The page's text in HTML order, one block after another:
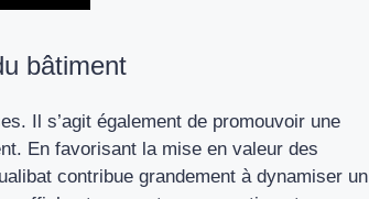
bâtiment
Il s’agit également de promouvoir une
En favorisant la mise en valeur des
contribue grandement à dynamiser un